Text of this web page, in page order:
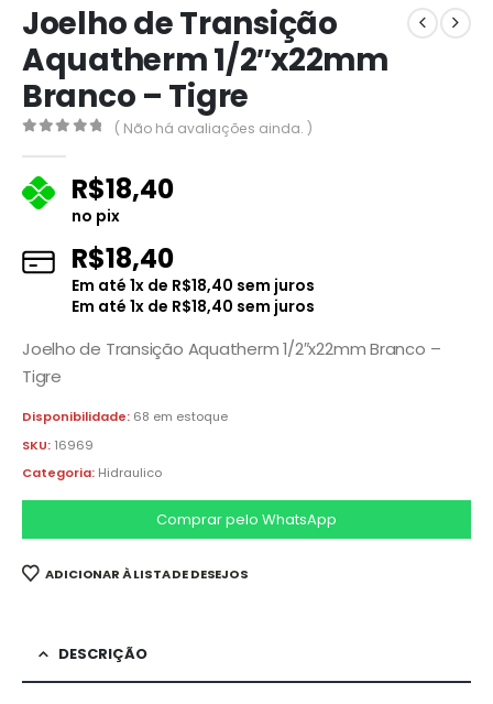
Joelho de Transição
Aquatherm 1/2″x22mm
Branco – Tigre
( Não há avaliações ainda. )
R$18,40
no pix
R$18,40
Em até 1x de R$18,40 sem juros
Em até 1x de R$18,40 sem juros
Joelho de Transição Aquatherm 1/2″x22mm Branco –
Tigre
Disponibilidade: 68 em estoque
SKU: 16969
Categoria: Hidraulico
Comprar pelo WhatsApp
ADICIONAR À LISTA DE DESEJOS
DESCRIÇÃO